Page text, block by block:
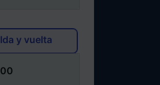
Ida y vuelta